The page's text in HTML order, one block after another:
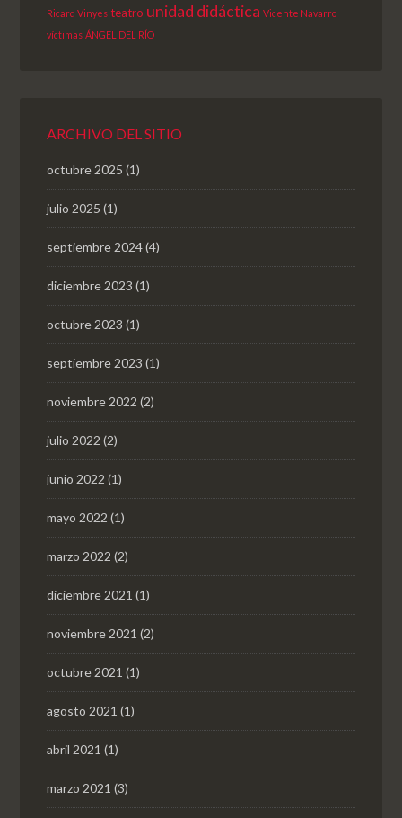
Ricard Vinyes teatro unidad didáctica Vicente Navarro
víctimas ÁNGEL DEL RÍO
ARCHIVO DEL SITIO
octubre 2025 (1)
julio 2025 (1)
septiembre 2024(4)
diciembre 2023 (1)
octubre 2023 (1)
septiembre 2023 (1)
noviembre 2022 (2)
julio 2022 (2)
junio 2022 (1)
mayo 2022 (1)
marzo 2022 (2)
diciembre 2021 (1)
noviembre 2021 (2)
octubre 2021 (1)
agosto 2021 (1)
abril 2021 (1)
marzo 2021 (3)